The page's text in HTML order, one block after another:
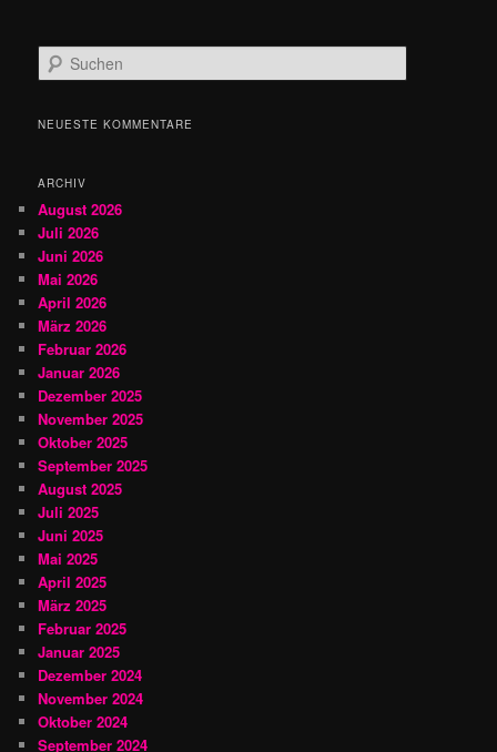
u
h
NEUESTE KOMMENTARE
ARCHIV
August 2026
Juli 2026
Juni 2026
Mai 2026
April 2026
März 2026
Februar 2026
Januar 2026
Dezember 2025
November 2025
Oktober 2025
September 2025
August 2025
Juli 2025
Juni 2025
Mai 2025
April 2025
März 2025
Februar 2025
Januar 2025
Dezember 2024
November 2024
Oktober 2024
September 2024